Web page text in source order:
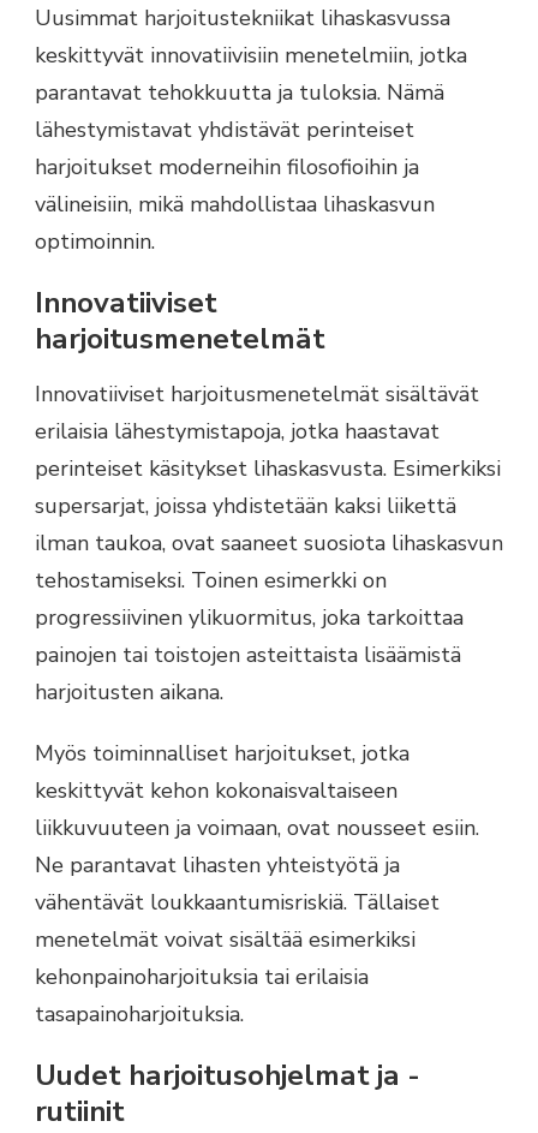
Uusimmat harjoitustekniikat lihaskasvussa
keskittyvät innovatiivisiin menetelmiin, jotka
parantavat tehokkuutta ja tuloksia. Nämä
lähestymistavat yhdistävät perinteiset
harjoitukset moderneihin filosofioihin ja
välineisiin, mikä mahdollistaa lihaskasvun
optimoinnin.
Innovatiiviset
harjoitusmenetelmät
Innovatiiviset harjoitusmenetelmät sisältävät
erilaisia lähestymistapoja, jotka haastavat
perinteiset käsitykset lihaskasvusta. Esimerkiksi
supersarjat, joissa yhdistetään kaksi liikettä
ilman taukoa, ovat saaneet suosiota lihaskasvun
tehostamiseksi. Toinen esimerkki on
progressiivinen ylikuormitus, joka tarkoittaa
painojen tai toistojen asteittaista lisäämistä
harjoitusten aikana.
Myös toiminnalliset harjoitukset, jotka
keskittyvät kehon kokonaisvaltaiseen
liikkuvuuteen ja voimaan, ovat nousseet esiin.
Ne parantavat lihasten yhteistyötä ja
vähentävät loukkaantumisriskiä. Tällaiset
menetelmät voivat sisältää esimerkiksi
kehonpainoharjoituksia tai erilaisia
tasapainoharjoituksia.
Uudet harjoitusohjelmat ja -
rutiinit